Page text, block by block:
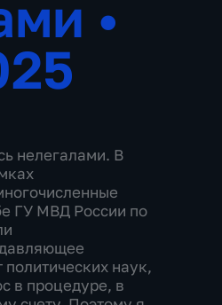
•
нелегалами. В
ГУ МВД России по
наук,
в процедуре, в